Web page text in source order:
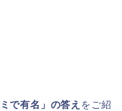
で有名」の答え をご紹